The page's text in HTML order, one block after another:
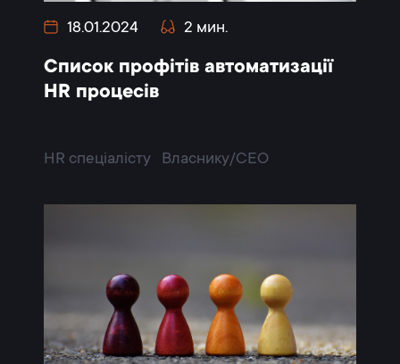
18.01.2024 2 мин.
Список профітів автоматизації
HR процесів
HR спеціалісту Власнику/CEO